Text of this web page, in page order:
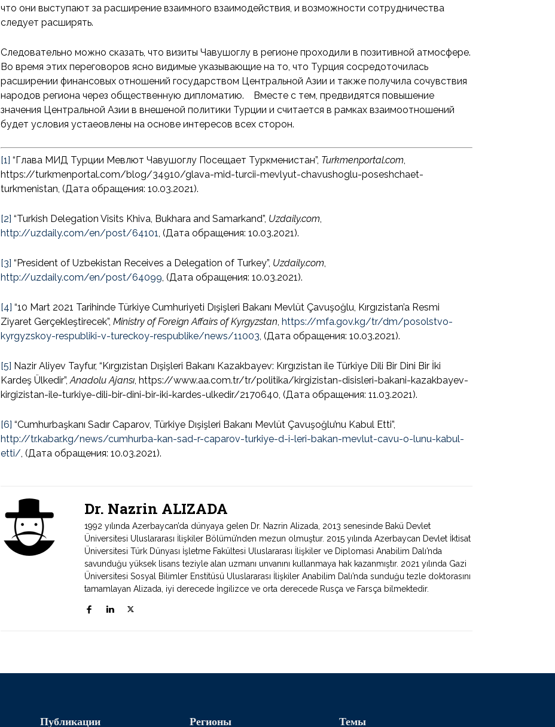
что они выступают за расширение взаимного взаимодействия, и возможности сотрудничества
следует расширять.
Следовательно можно сказать, что визиты Чавушоглу в регионе проходили в позитивной атмосфере.
Во время этих переговоров ясно видимые указывающие на то, что Турция сосредоточилась
расширении финансовых отношений государством Центральной Азии и также получила сочувствия
народов региона через общественную дипломатию. Вместе с тем, предвидятся повышение
значения Центральной Азии в внешеной политики Турции и считается в рамках взаимоотношений
будет условия устаеовлены на основе интересов всех сторон.
[1] “Глава МИД Турции Мевлют Чавушоглу Посещает Туркменистан”, Turkmenportal.com,
https://turkmenportal.com/blog/34910/glava-mid-turcii-mevlyut-chavushoglu-poseshchaet-
turkmenistan, (Дата обращения: 10.03.2021).
[2] “Turkish Delegation Visits Khiva, Bukhara and Samarkand”, Uzdaily.com,
http://uzdaily.com/en/post/64101, (Дата обращения: 10.03.2021).
[3] “President of Uzbekistan Receives a Delegation of Turkey”, Uzdaily.com,
http://uzdaily.com/en/post/64099, (Дата обращения: 10.03.2021).
[4] “10 Mart 2021 Tarihinde Türkiye Cumhuriyeti Dışişleri Bakanı Mevlüt Çavuşoğlu, Kırgızistan’a Resmi
Ziyaret Gerçekleştirecek”, Ministry of Foreign Affairs of Kyrgyzstan, https://mfa.gov.kg/tr/dm/posolstvo-
kyrgyzskoy-respubliki-v-tureckoy-respublike/news/11003, (Дата обращения: 10.03.2021).
[5] Nazir Aliyev Tayfur, “Kırgızistan Dışişleri Bakanı Kazakbayev: Kırgızistan ile Türkiye Dili Bir Dini Bir İki
Kardeş Ülkedir”,Anadolu Ajansı, https://www.aa.com.tr/tr/politika/kirgizistan-disisleri-bakani-kazakbayev-
kirgizistan-ile-turkiye-dili-bir-dini-bir-iki-kardes-ulkedir/2170640, (Дата обращения: 11.03.2021).
[6] “Cumhurbaşkanı Sadır Caparov, Türkiye Dışişleri Bakanı Mevlüt Çavuşoğlu’nu Kabul Etti”,
http://tr.kabar.kg/news/cumhurba-kan-sad-r-caparov-turkiye-d-i-leri-bakan-mevlut-cavu-o-lunu-kabul-
etti/, (Дата обращения: 10.03.2021).
Dr. Nazrin ALIZADA
1992 yılında Azerbaycan’da dünyaya gelen Dr. Nazrin Alizada, 2013 senesinde Bakü Devlet
Üniversitesi Uluslararası İlişkiler Bölümü’nden mezun olmuştur. 2015 yılında Azerbaycan Devlet İktisat
Üniversitesi Türk Dünyası İşletme Fakültesi Uluslararası İlişkiler ve Diplomasi Anabilim Dalı’nda
savunduğu yüksek lisans teziyle alan uzmanı unvanını kullanmaya hak kazanmıştır. 2021 yılında Gazi
Üniversitesi Sosyal Bilimler Enstitüsü Uluslararası İlişkiler Anabilim Dalı’nda sunduğu tezle doktorasını
tamamlayan Alizada, iyi derecede İngilizce ve orta derecede Rusça ve Farsça bilmektedir.
Публикации Регионы Темы